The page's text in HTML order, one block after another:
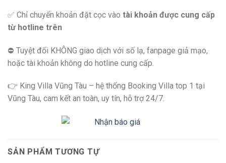
✅ Chỉ chuyển khoản đặt cọc vào tài khoản được cung cấp
từ hotline trên
⛔️ Tuyệt đối KHÔNG giao dịch với số lạ, fanpage giả mạo,
hoặc tài khoản không do hotline cung cấp.
👉 King Villa Vũng Tàu – hệ thống Booking Villa top 1 tại
Vũng Tàu, cam kết an toàn, uy tín, hỗ trợ 24/7.
SẢN PHẨM TƯƠNG TỰ